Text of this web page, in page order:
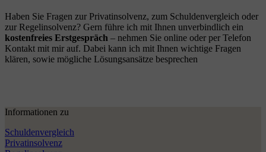
Haben Sie Fragen zur Privatinsolvenz, zum Schuldenvergleich oder
zur Regelinsolvenz? Gern führe ich mit Ihnen unverbindlich ein
kostenfreies Erstgespräch – nehmen Sie online oder per Telefon
Kontakt mit mir auf. Dabei kann ich mit Ihnen wichtige Fragen
klären, sowie mögliche Lösungsansätze besprechen
Informationen zu
Schuldenvergleich
Privatinsolvenz